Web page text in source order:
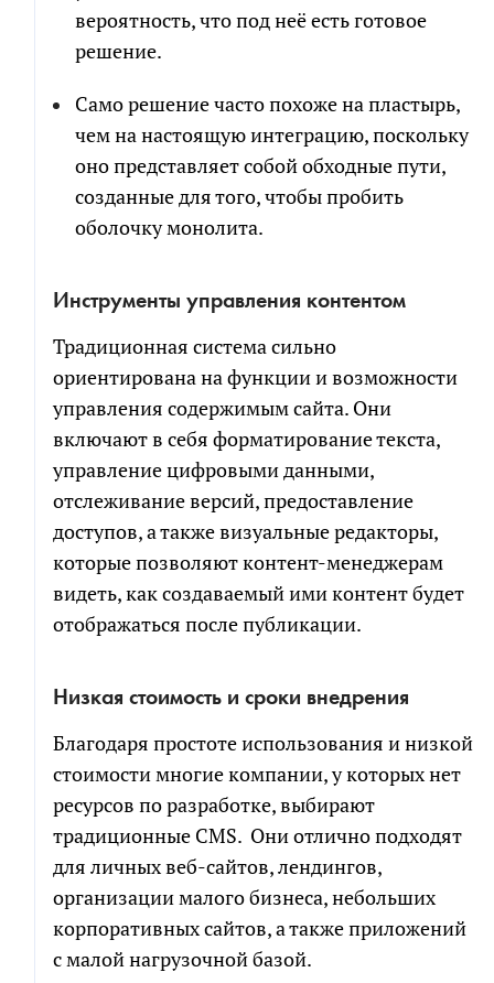
вероятность, что под неё есть готовое
решение.
Само решение часто похоже на пластырь,
чем на настоящую интеграцию, поскольку
оно представляет собой обходные пути,
созданные для того, чтобы пробить
оболочку монолита.
Инструменты управления контентом
Традиционная система сильно
ориентирована на функции и возможности
управления содержимым сайта. Они
включают в себя форматирование текста,
управление цифровыми данными,
отслеживание версий, предоставление
доступов, а также визуальные редакторы,
которые позволяют контент-менеджерам
видеть, как создаваемый ими контент будет
отображаться после публикации.
Низкая стоимость и сроки внедрения
Благодаря простоте использования и низкой
стоимости многие компании, у которых нет
ресурсов по разработке, выбирают
традиционные CMS. Они отлично подходят
для личных веб-сайтов, лендингов,
организации малого бизнеса, небольших
корпоративных сайтов, а также приложений
с малой нагрузочной базой.